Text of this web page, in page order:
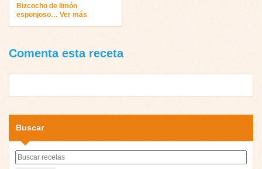
Bizcocho de limón
esponjoso… Ver más
Comenta esta receta
Buscar